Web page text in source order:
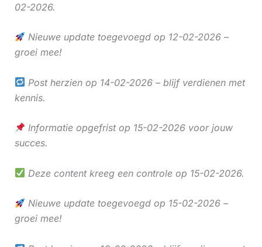
02-2026.
Nieuwe update toegevoegd op 12-02-2026 –
groei mee!
Post herzien op 14-02-2026 – blijf verdienen met
kennis.
Informatie opgefrist op 15-02-2026 voor jouw
succes.
Deze content kreeg een controle op 15-02-2026.
Nieuwe update toegevoegd op 15-02-2026 –
groei mee!